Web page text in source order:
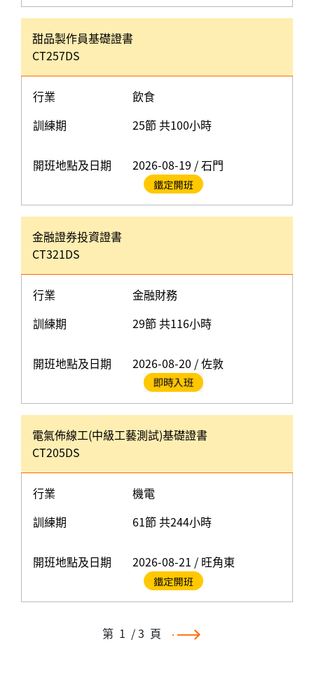
甜品製作員基礎證書
CT257DS
行業
飲食
訓練期
25節 共100小時
開班地點及日期 2026-08-19 / 石門
金融證券投資證書
CT321DS
行業
金融財務
訓練期
29節 共116小時
開班地點及日期 2026-08-20 / 佐敦
電氣佈線工(中級工藝測試)基礎證書
CT205DS
行業
機電
訓練期
61節 共244小時
開班地點及日期 2026-08-21 / 旺角東
第 1 / 3 頁